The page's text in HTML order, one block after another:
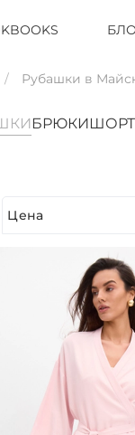
Рубашки в
БРЮКИ
Цена